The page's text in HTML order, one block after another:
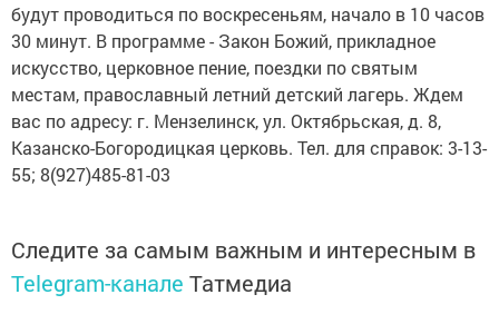
будут проводиться по воскресеньям, начало в 10 часов
30 минут. В программе - Закон Божий, прикладное
искусство, церковное пение, поездки по святым
местам, православный летний детский лагерь. Ждем
вас по адресу: г. Мензелинск, ул. Ок­тябрьская, д. 8,
Казанско-Богородицкая церковь. Тел. для справок: 3-13-
55; 8(927)485-81-03
Следите за самым важным и интересным в
Telegram-канале Татмедиа